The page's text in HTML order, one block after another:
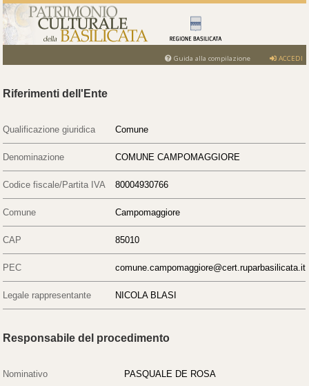
Guida alla compilazione ACCEDI
Riferimenti dell'Ente
Qualificazione giuridica Comune
Denominazione COMUNE CAMPOMAGGIORE
Codice fiscale/Partita IVA 80004930766
Comune Campomaggiore
CAP 85010
PEC comune.campomaggiore@cert.ruparbasilicata.it
Legale rappresentante NICOLA BLASI
Responsabile del procedimento
Nominativo PASQUALE DE ROSA